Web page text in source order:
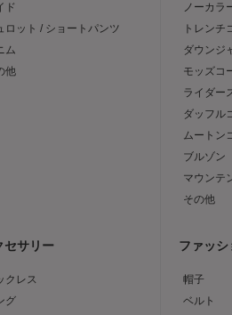
ド
ロット / ショートパンツ
ム
他
ノーカラ
トレンチ
ダウンジ
モッズコ
ライダー
ダッフル
ムートン
ブルゾン
マウンテ
その他
セサリー
クレス
グ
ファッ
帽子
ベルト